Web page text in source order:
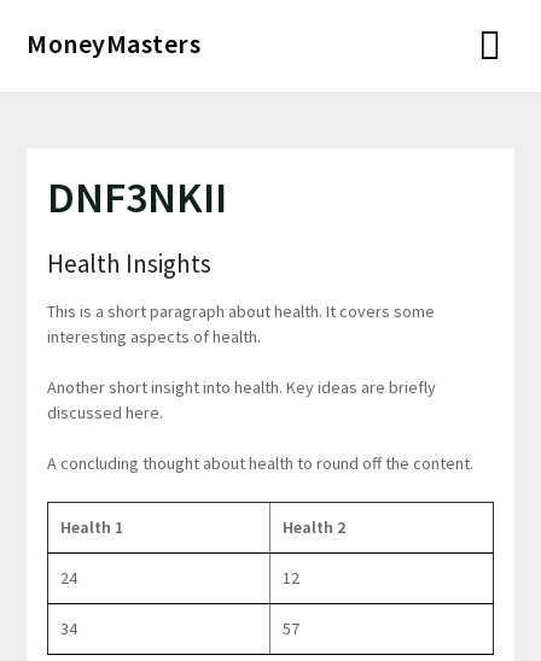
MoneyMasters
DNF3NKII
Health Insights
This is a short paragraph about health. It covers some
interesting aspects of health.
Another short insight into health. Key ideas are briefly
discussed here.
A concluding thought about health to round off the content.
Health 1 Health 2
24 12
34 57